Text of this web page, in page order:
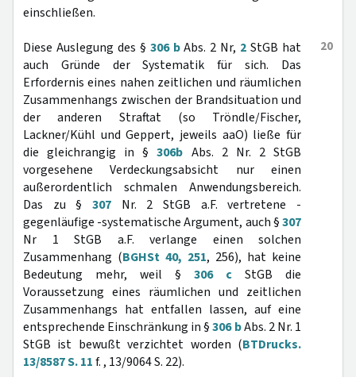
einschließen.
20
Diese Auslegung des § 306 bAbs. 2 Nr, 2 StGB hat
auch Gründe der Systematik für sich. Das
Erfordernis eines nahen zeitlichen und räumlichen
Zusammenhangs zwischen der Brandsituation und
der anderen Straftat (so Tröndle/Fischer,
Lackner/Kühl und Geppert, jeweils aaO) ließe für
die gleichrangig in §306b Abs. 2 Nr. 2 StGB
vorgesehene Verdeckungsabsicht nur einen
außerordentlich schmalen Anwendungsbereich.
Das zu § 307 Nr. 2 StGB a.F. vertretene -
gegenläufige -systematische Argument, auch §307
Nr 1 StGB a.F. verlange einen solchen
Zusammenhang (BGHSt 40, 251, 256), hat keine
Bedeutung mehr, weil § 306 c StGB die
Voraussetzung eines räumlichen und zeitlichen
Zusammenhangs hat entfallen lassen, auf eine
entsprechende Einschränkung in §306 bAbs. 2 Nr. 1
StGB ist bewußt verzichtet worden (BTDrucks.
13/8587 S. 11f. , 13/9064 S. 22).